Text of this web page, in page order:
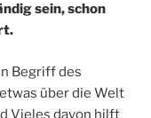
sein, schon
Begriff des
über die Welt
Vieles davon hilft